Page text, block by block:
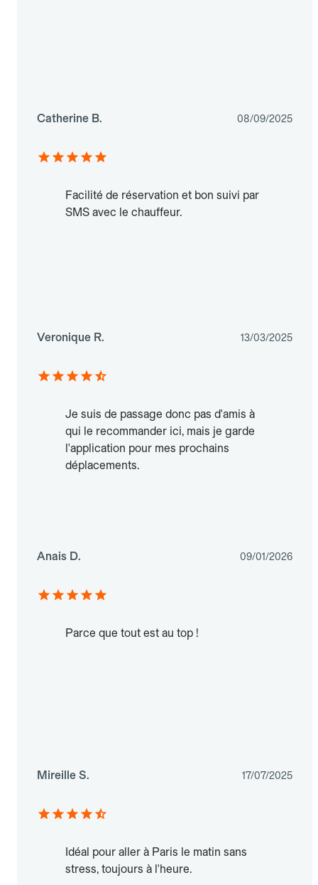
Catherine B. 08/09/2025
Facilité de réservation et bon suivi par
SMS avec le chauffeur.
Veronique R. 13/03/2025
Je suis de passage donc pas d'amis à
qui le recommander ici, mais je garde
l'application pour mes prochains
déplacements.
Anais D. 09/01/2026
Parce que tout est au top !
Mireille S. 17/07/2025
Idéal pour aller à Paris le matin sans
stress, toujours à l'heure.